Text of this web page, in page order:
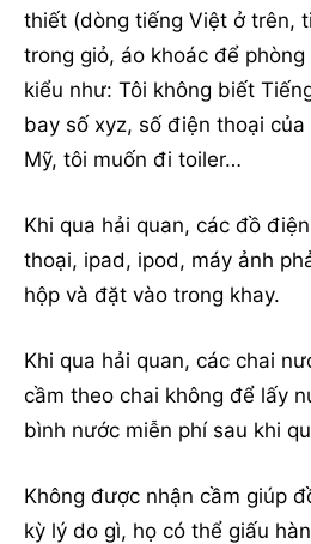
thiết (dòng tiếng Việt ở trên,
trong giỏ, áo khoác để
kiểu như: Tôi không biết
bay số xyz, số điện thoại
Mỹ, tôi muốn đi toiler…
Khi qua hải quan, các đồ
thoại, ipad, ipod, máy ảnh
hộp và đặt vào trong khay.
Khi qua hải quan, các chai
cầm theo chai không để lấy
bình nước miễn phí sau khi
Không được nhận cầm giúp
kỳ lý do gì, họ có thể giấu